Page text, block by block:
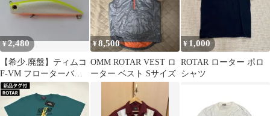
¥2,480
【希少.廃盤】ティムコ
F-VM フローターバイ
ブ チャート シーバスル
アー
¥8,500
OMM ROTAR VEST ロ
ーター ベスト Sサイズ
¥ 1,000
ROTAR ローター ポロ
シャツ